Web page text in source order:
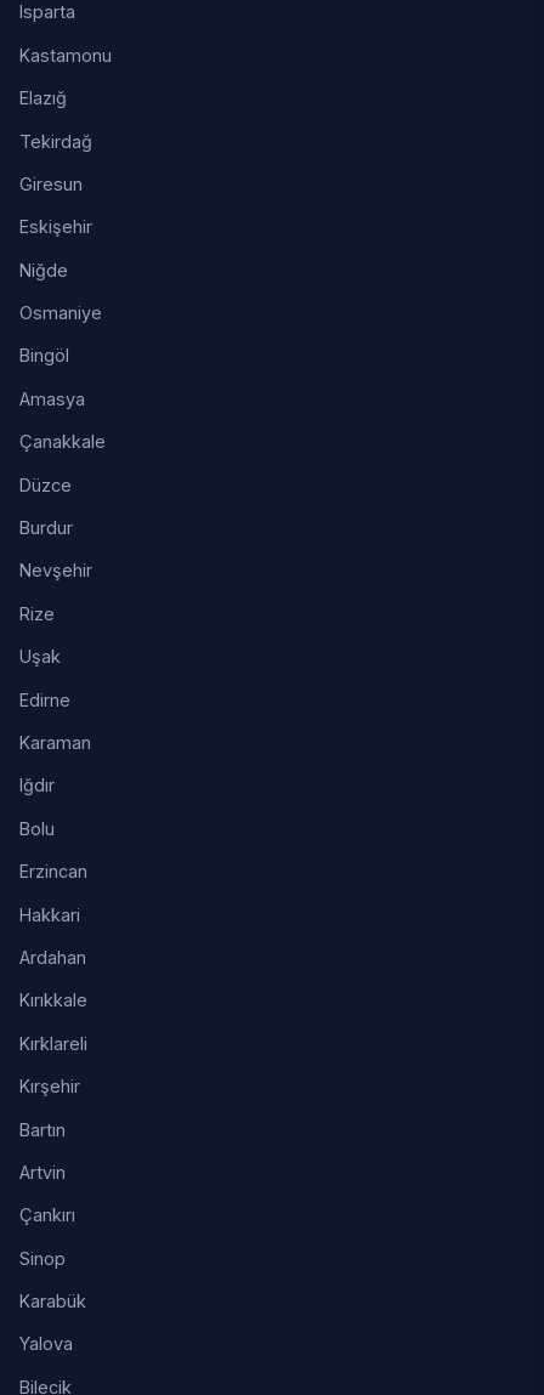
Isparta
Kastamonu
Elazığ
Tekirdağ
Giresun
Eskişehir
Niğde
Osmaniye
Bingöl
Amasya
Çanakkale
Düzce
Burdur
Nevşehir
Rize
Uşak
Edirne
Karaman
Iğdır
Bolu
Erzincan
Hakkari
Ardahan
Kırıkkale
Kırklareli
Kırşehir
Bartın
Artvin
Çankırı
Sinop
Karabük
Yalova
Bilecik